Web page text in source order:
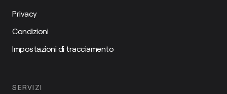
Privacy
Condizioni
Impostazioni di tracciamento
SERVIZI